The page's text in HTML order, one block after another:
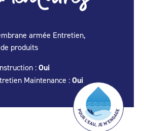
armée Entretien,
produits
: Oui
Maintenance : Oui